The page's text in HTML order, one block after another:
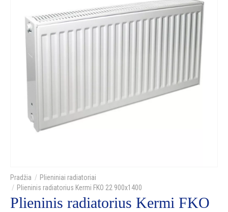
Plieniniai radiatoriai
Plieninis radiatorius Kermi FKO 22 900x1400
Plieninis radiatorius Kermi FKO